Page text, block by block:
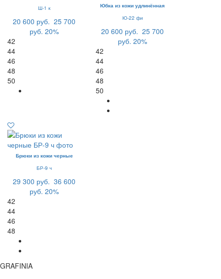
Ш-1 к
20 600 руб. 25 700
руб. 20%
42
44
46
48
50
Юбка из кожи удлинённая
Ю-22 фи
20 600 руб. 25 700
руб. 20%
42
44
46
48
50
Брюки из кожи черные
БР-9 ч
29 300 руб. 36 600
руб. 20%
42
44
46
48
GRAFINIA